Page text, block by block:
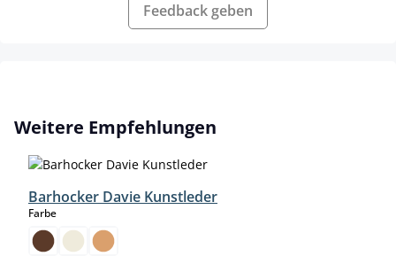
Feedback geben
Produktgalerie überspringen
Weitere Empfehlungen
Barhocker Davie Kunstleder
Farbeauswählen